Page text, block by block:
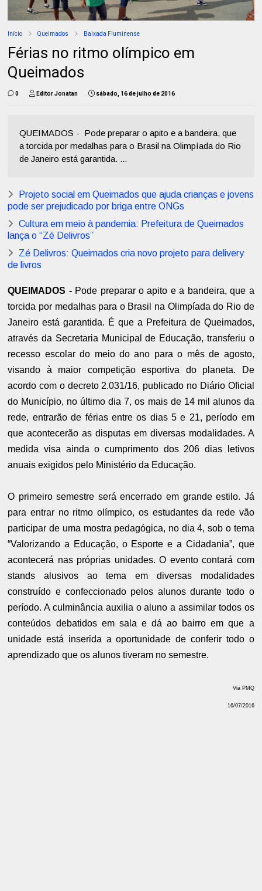
Início Queimados Baixada Fluminense
Férias no ritmo olímpico em
Queimados
0 Editor Jonatan sábado, 16 de julho de 2016
QUEIMADOS - Pode preparar o apito e a bandeira, que
a torcida por medalhas para o Brasil na Olimpíada do Rio
de Janeiro está garantida. ...
Projeto social em Queimados que ajuda crianças e jovens
pode ser prejudicado por briga entre ONGs
Cultura em meio à pandemia: Prefeitura de Queimados
lança o “Zé Delivros”
Zé Delivros: Queimados cria novo projeto para delivery
de livros
QUEIMADOS - Pode preparar o apito e a bandeira, que a
torcida por medalhas para o Brasil na Olimpíada do Rio de
Janeiro está garantida. É que a Prefeitura de Queimados,
através da Secretaria Municipal de Educação, transferiu o
recesso escolar do meio do ano para o mês de agosto,
visando à maior competição esportiva do planeta. De
acordo com o decreto 2.031/16, publicado no Diário Oficial
do Município, no último dia 7, os mais de 14 mil alunos da
rede, entrarão de férias entre os dias 5 e 21, período em
que acontecerão as disputas em diversas modalidades. A
medida visa ainda o cumprimento dos 206 dias letivos
anuais exigidos pelo Ministério da Educação.
O primeiro semestre será encerrado em grande estilo. Já
para entrar no ritmo olímpico, os estudantes da rede vão
participar de uma mostra pedagógica, no dia 4, sob o tema
“Valorizando a Educação, o Esporte e a Cidadania”, que
acontecerá nas próprias unidades. O evento contará com
stands alusivos ao tema em diversas modalidades
construído e confeccionado pelos alunos durante todo o
período. A culminância auxilia o aluno a assimilar todos os
conteúdos debatidos em sala e dá ao bairro em que a
unidade está inserida a oportunidade de conferir todo o
aprendizado que os alunos tiveram no semestre.
Via PMQ
16/07/2016